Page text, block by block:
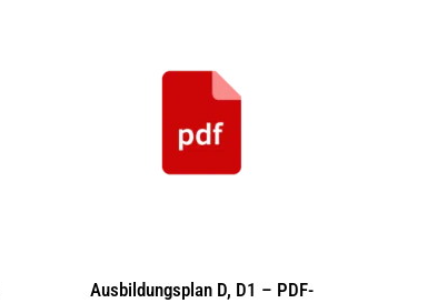
Ausbildungsplan D, D1 – PDF-